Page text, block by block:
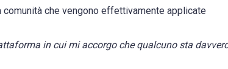
comunità che vengono effettivamente applicate
in cui mi accorgo che qualcuno sta